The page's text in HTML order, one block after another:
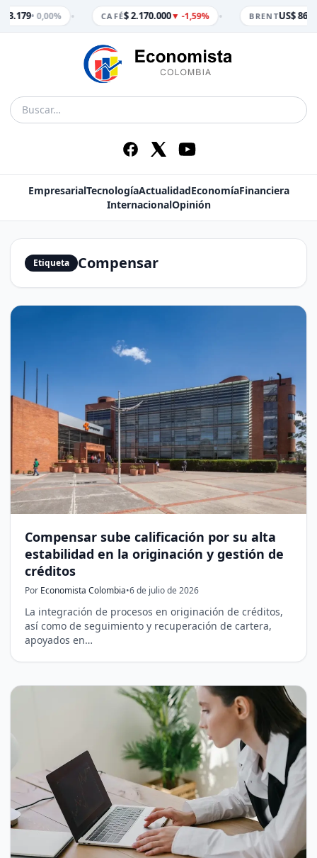
3.179• 0,00% CAFÉ$ 2.170.000▼ -1,59% BRENTUS$ 86,65
EmpresarialTecnologíaActualidadEconomíaFinanciera
InternacionalOpinión
Etiqueta Compensar
Compensar sube calificación por su alta
estabilidad en la originación y gestión de
créditos
Por Economista Colombia•6 de julio de 2026
La integración de procesos en originación de créditos,
así como de seguimiento y recuperación de cartera,
apoyados en…